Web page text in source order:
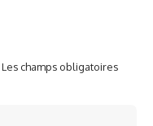
Les champs obligatoires